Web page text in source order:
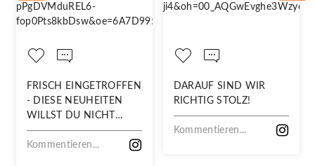
FRISCH EINGETROFFEN
- DIESE NEUHEITEN
WILLST DU NICHT
VERPASSEN!
Kommentieren...
DARAUF SIND WIR
RICHTIG STOLZ!
Kommentieren...